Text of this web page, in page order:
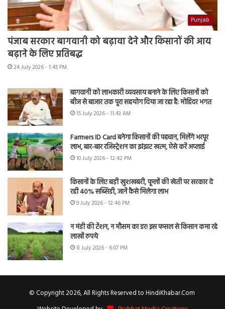
Punjab
पंजाब सरकार बागवानी को बढ़ावा देने और किसानों की आय
बढ़ाने के लिए प्रतिबद्ध
24 July 2026 - 1:45 PM
बागवानी को लाभकारी व्यवसाय बनाने के लिए किसानों को
बीज से बाजार तक पूरा सहयोग दिया जा रहा है: मोहिंदर भगत
15 July 2026 - 11:43 AM
Farmers ID Card बनेगा किसानों की पहचान, मिलेंगे भरपूर
लाभ, बार-बार रजिस्ट्रेशन का झंझट खत्म, ऐसे करें अप्लाई
10 July 2026 - 12:42 PM
किसानों के लिए बड़ी खुशखबरी, फूलों की खेती पर सरकार दे
रही 40% सब्सिडी, जानें कैसे मिलेगा लाभ
9 July 2026 - 12:46 PM
न मंडी की टेंशन, न मौसम का डर! इस फसल से किसान कमा रहे
लाखों रुपये
8 July 2026 - 6:07 PM
© Copyright 2026, All Rights Reserved to HindiKhabar.Com